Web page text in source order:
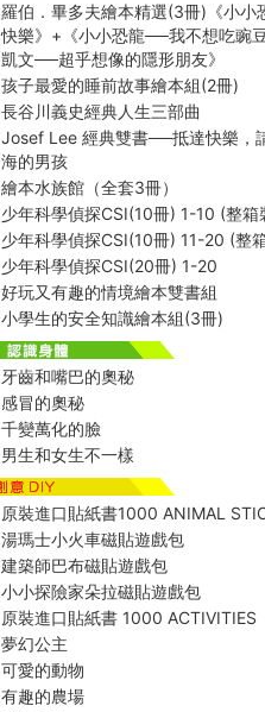
羅伯．畢多夫繪本精選(3冊)《小
快樂》+《小小恐龍──我不想吃豌
凱文──超乎想像的隱形朋友》
孩子最愛的睡前故事繪本組(2冊)
長谷川義史經典人生三部曲
Josef Lee 經典雙書──抵達快樂，
海的男孩
繪本水族館（全套3冊）
少年科學偵探CSI(10冊) 1-10 (整箱
少年科學偵探CSI(10冊) 11-20 (整
少年科學偵探CSI(20冊) 1-20
好玩又有趣的情境繪本雙書組
小學生的安全知識繪本組(3冊)
牙齒和嘴巴的奧秘
感冒的奧秘
千變萬化的臉
男生和女生不一樣
原裝進口貼紙書1000 ANIMAL
湯瑪士小火車磁貼遊戲包
建築師巴布磁貼遊戲包
小小探險家朵拉磁貼遊戲包
原裝進口貼紙書 1000 ACTIVITIES
夢幻公主
可愛的動物
有趣的農場